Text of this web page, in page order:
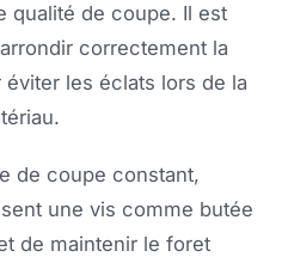
qualité de coupe. Il est
correctement la
les éclats lors de la
de coupe constant,
une vis comme butée
de maintenir le foret